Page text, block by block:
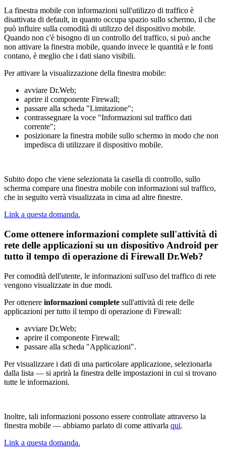
La finestra mobile con informazioni sull'utilizzo di traffico è
disattivata di default, in quanto occupa spazio sullo schermo, il che
può influire sulla comodità di utilizzo del dispositivo mobile.
Quando non c'è bisogno di un controllo del traffico, si può anche
non attivare la finestra mobile, quando invece le quantità e le fonti
contano, è meglio che i dati siano visibili.
Per attivare la visualizzazione della finestra mobile:
avviare Dr.Web;
aprire il componente Firewall;
passare alla scheda "Limitazione";
contrassegnare la voce "Informazioni sul traffico dati
corrente";
posizionare la finestra mobile sullo schermo in modo che non
impedisca di utilizzare il dispositivo mobile.
Subito dopo che viene selezionata la casella di controllo, sullo
scherma compare una finestra mobile con informazioni sul traffico,
che in seguito verrà visualizzata in cima ad altre finestre.
Link a questa domanda.
Come ottenere informazioni complete sull'attività di
rete delle applicazioni su un dispositivo Android per
tutto il tempo di operazione di Firewall Dr.Web?
Per comodità dell'utente, le informazioni sull'uso del traffico di rete
vengono visualizzate in due modi.
Per ottenere informazioni complete sull'attività di rete delle
applicazioni per tutto il tempo di operazione di Firewall:
avviare Dr.Web;
aprire il componente Firewall;
passare alla scheda "Applicazioni".
Per visualizzare i dati di una particolare applicazione, selezionarla
dalla lista — si aprirà la finestra delle impostazioni in cui si trovano
tutte le informazioni.
Inoltre, tali informazioni possono essere controllate attraverso la
finestra mobile — abbiamo parlato di come attivarla qui.
Link a questa domanda.